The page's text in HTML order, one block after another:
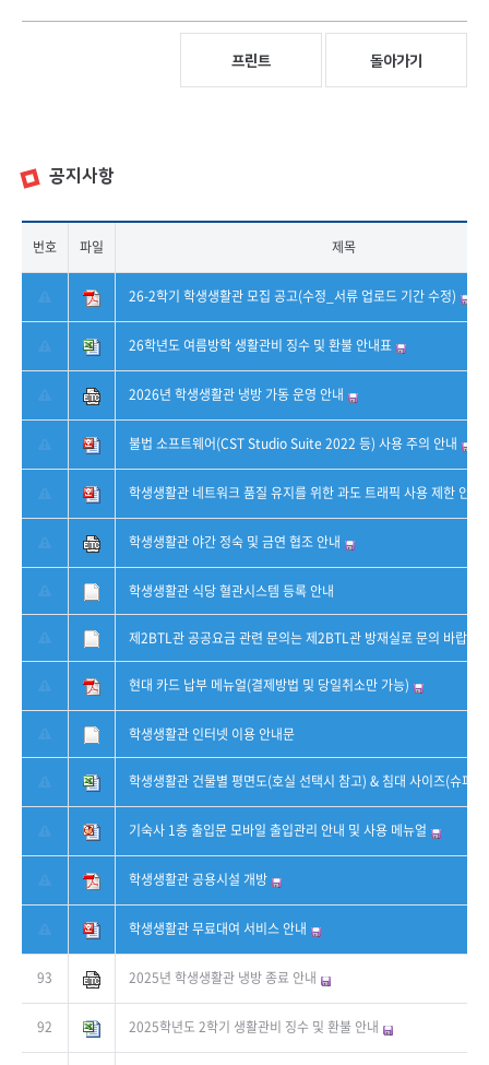
프린트 돌아가기
공지사항
번호 파일 제목
26-2학기 학생생활관 모집 공고(수정_서류 업로드 기간 수정)
26학년도 여름방학 생활관비 징수 및 환불 안내표
2026년 학생생활관 냉방 가동 운영 안내
불법 소프트웨어(CST Studio Suite 2022 등) 사용 주의 안내
학생생활관 네트워크 품질 유지를 위한 과도 트래픽 사용 제한 안내
학생생활관 야간 정숙 및 금연 협조 안내
학생생활관 식당 혈관시스템 등록 안내
제2BTL관 공공요금 관련 문의는 제2BTL관 방재실로 문의 바랍니
현대 카드 납부 메뉴얼(결제방법 및 당일취소만 가능)
학생생활관 인터넷 이용 안내문
학생생활관 건물별 평면도(호실 선택시 참고) & 침대 사이즈(슈퍼
기숙사 1층 출입문 모바일 출입관리 안내 및 사용 메뉴얼
학생생활관 공용시설 개방
학생생활관 무료대여 서비스 안내
93 2025년 학생생활관 냉방 종료 안내
92 2025학년도 2학기 생활관비 징수 및 환불 안내